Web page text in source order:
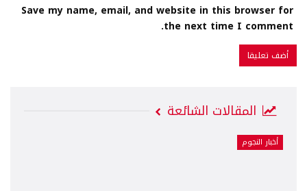
Save my name, email, and website in this browser for
the next time I comment.
المقالات الشائعة
أخبار النجوم